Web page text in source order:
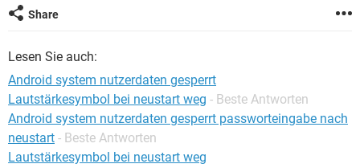
Share
Lesen Sie auch:
Android system nutzerdaten gesperrt
Lautstärkesymbol bei neustart weg - Beste Antworten
Android system nutzerdaten gesperrt passworteingabe nach
neustart - Beste Antworten
Lautstärkesymbol bei neustart weg